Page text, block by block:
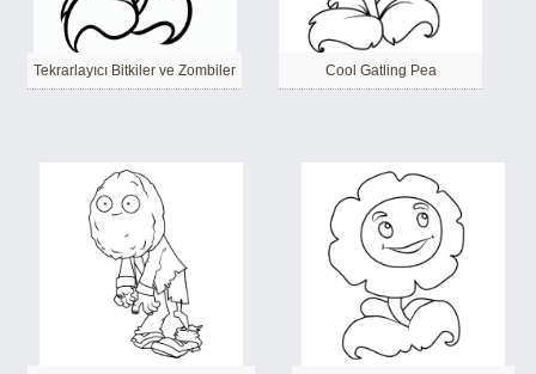
Tekrarlayıcı Bitkiler ve Zombiler Cool Gatling Pea